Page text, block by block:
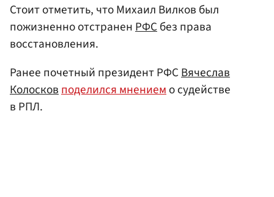
Стоит отметить, что Михаил Вилков был
пожизненно отстраненРФСбез права
восстановления.
Ранее почетный президент РФСВячеслав
Колосковподелился мнениемо судействе
в РПЛ.